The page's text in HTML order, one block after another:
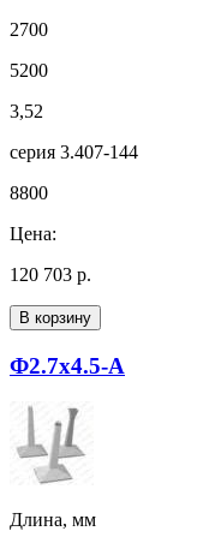
2700
5200
3,52
серия 3.407-144
8800
Цена:
120 703 р.
В корзину
Ф2.7х4.5-А
Длина, мм